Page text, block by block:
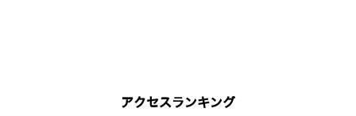
アクセスランキング